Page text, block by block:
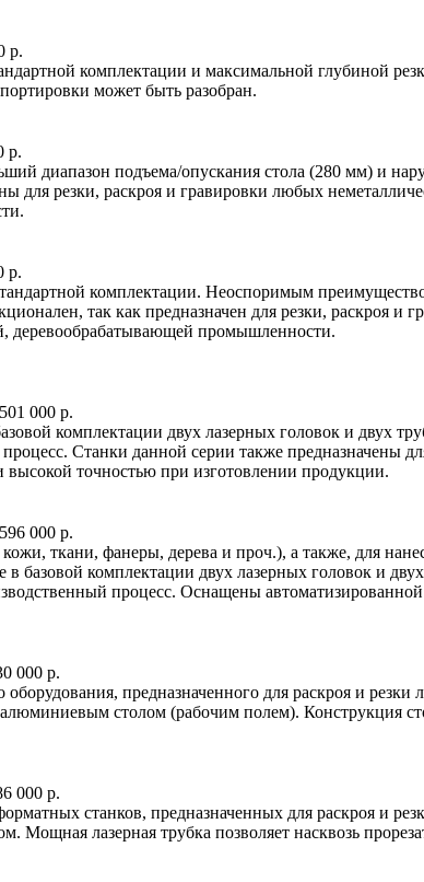
р.
комплектации и максимальной глубиной
может быть разобран.
р.
диапазон подъема/опускания стола (280 мм) и
для резки, раскроя и гравировки любых
р.
комплектации. Неоспоримым
так как предназначен для резки, раскроя и
деревообрабатывающей промышленности.
501 000 р.
комплектации двух лазерных головок и двух
Станки данной серии также предназначены
точностью при изготовлении продукции.
596 000 р.
ткани, фанеры, дерева и проч.), а также, для
базовой комплектации двух лазерных головок и
процесс. Оснащены
000 р.
предназначенного для раскроя и
столом (рабочим полем). Конструкция
000 р.
станков, предназначенных для раскроя и
лазерная трубка позволяет насквозь